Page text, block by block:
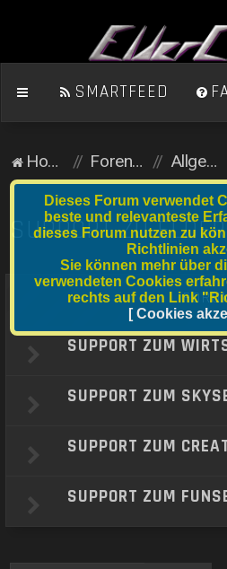
SMARTFEED
Homepage Foren-Übersicht Allgemein (öffentlicher Bereich)
SUPPORT ZU
SUPPORT ZUM
SUPPORT ZUM
SUPPORT ZUM
SUPPORT ZUM
Dieses Forum verwendet
beste und relevanteste
dieses Forum nutzen zu
Richtlinien
Sie können mehr über
verwendeten Cookies
rechts auf den Link
[ Cookies